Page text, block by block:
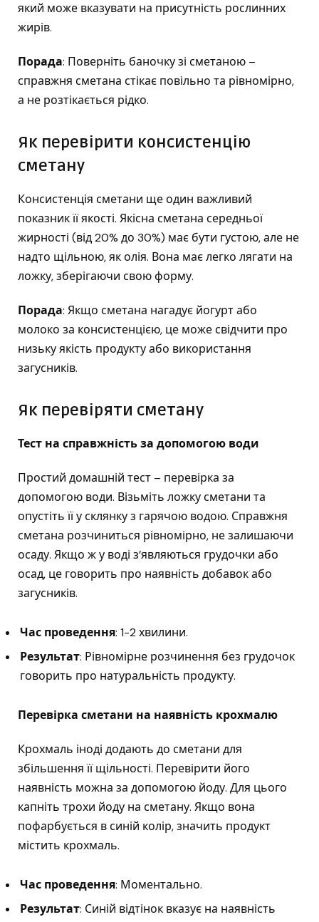
який може вказувати на присутність рослинних
жирів.
Порада: Поверніть баночку зі сметаною –
справжня сметана стікає повільно та рівномірно,
а не розтікається рідко.
Як перевірити консистенцію
сметану
Консистенція сметани ще один важливий
показник її якості. Якісна сметана середньої
жирності (від 20% до 30%) має бути густою, але не
надто щільною, як олія. Вона має легко лягати на
ложку, зберігаючи свою форму.
Порада: Якщо сметана нагадує йогурт або
молоко за консистенцією, це може свідчити про
низьку якість продукту або використання
загусників.
Як перевіряти сметану
Тест на справжність за допомогою води
Простий домашній тест – перевірка за
допомогою води. Візьміть ложку сметани та
опустіть її у склянку з гарячою водою. Справжня
сметана розчиниться рівномірно, не залишаючи
осаду. Якщо ж у воді з’являються грудочки або
осад, це говорить про наявність добавок або
загусників.
Час проведення: 1-2 хвилини.
Результат: Рівномірне розчинення без грудочок
говорить про натуральність продукту.
Перевірка сметани на наявність крохмалю
Крохмаль іноді додають до сметани для
збільшення її щільності. Перевірити його
наявність можна за допомогою йоду. Для цього
капніть трохи йоду на сметану. Якщо вона
пофарбується в синій колір, значить продукт
містить крохмаль.
Час проведення: Моментально.
Результат: Синій відтінок вказує на наявність